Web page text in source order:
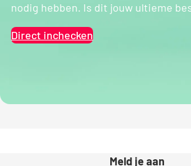
nodig hebben. Is dit jouw ultieme
Direct inchecken
Meld je aan